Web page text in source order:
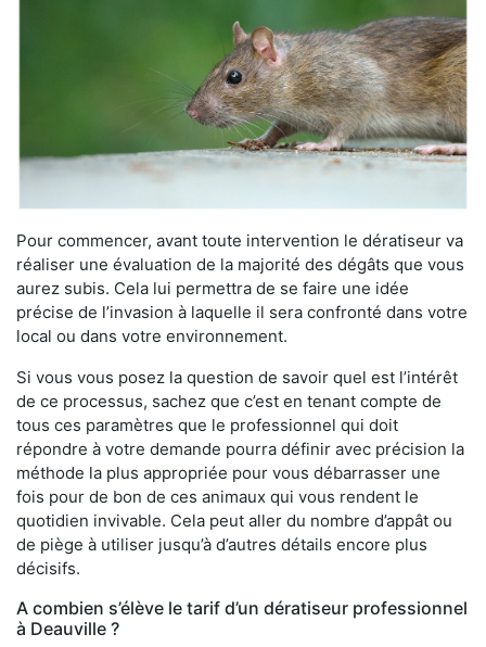
Pour commencer, avant toute intervention le dératiseur va
réaliser une évaluation de la majorité des dégâts que vous
aurez subis. Cela lui permettra de se faire une idée
précise de l’invasion à laquelle il sera confronté dans votre
local ou dans votre environnement.
Si vous vous posez la question de savoir quel est l’intérêt
de ce processus, sachez que c’est en tenant compte de
tous ces paramètres que le professionnel qui doit
répondre à votre demande pourra définir avec précision la
méthode la plus appropriée pour vous débarrasser une
fois pour de bon de ces animaux qui vous rendent le
quotidien invivable. Cela peut aller du nombre d’appât ou
de piège à utiliser jusqu’à d’autres détails encore plus
décisifs.
A combien s’élève le tarif d’un dératiseur professionnel
à Deauville ?